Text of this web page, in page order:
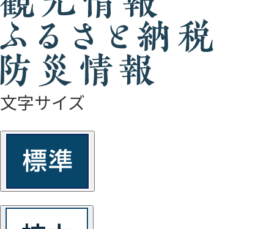
文字サイズ